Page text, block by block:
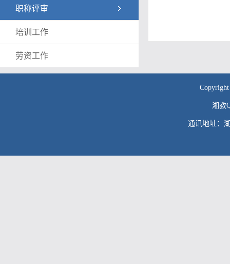
职称评审
培训工作
劳资工作
湘教
通讯地址：